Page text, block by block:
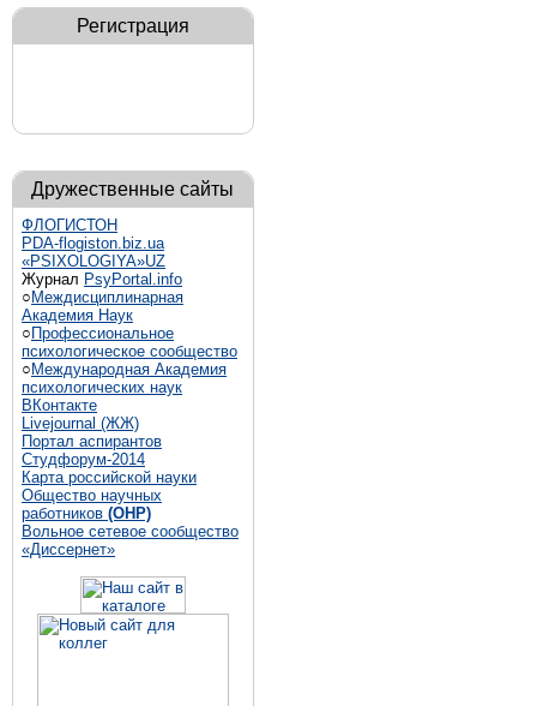
Регистрация
Дружественные сайты
ФЛОГИСТОН
PDA-flogiston.biz.ua
«PSIXOLOGIYA»UZ
Журнал PsyPortal.info
○ Междисциплинарная
Академия Наук
○ Профессиональное
психологическое сообщество
○ Международная Академия
психологических наук
ВКонтакте
Livejournal (ЖЖ)
Портал аспирантов
Студфорум-2014
Карта российской науки
Общество научных
работников (ОНР)
Вольное сетевое сообщество
«Диссернет»